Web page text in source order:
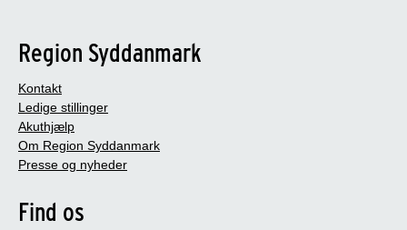
Region Syddanmark
Kontakt
Ledige stillinger
Akuthjælp
Om Region Syddanmark
Presse og nyheder
Find os